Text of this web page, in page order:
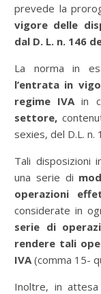
prevede la
vigore delle
dal D. L. n. 146
La norma in
l’entrata in
regime IVAin
settore,
sexies, del D.L.
Tali disposizioni
una serie di
operazioni
considerate in
serie di
rendere tali
IVA(comma 15-
Inoltre, in